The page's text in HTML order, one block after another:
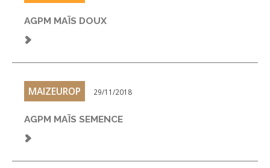
CERTIFICATION CE2+
AGPM MAÏS SEMENCE
FNPSMS
AGPM MAÏS DOUX
MAIZEUROP 29/11/2018
AGPM MAÏS SEMENCE